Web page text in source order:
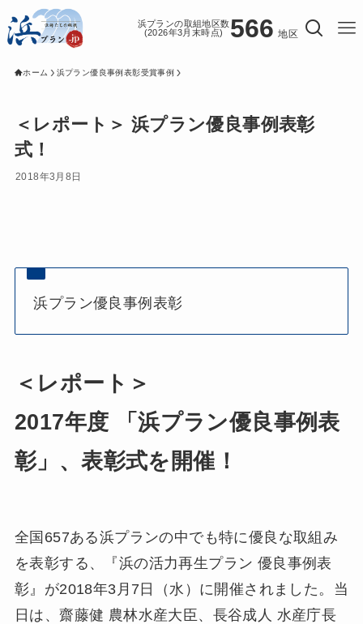
浜プランの取組地区数
(2026年3月末時点)
566 地区
ホーム 浜プラン優良事例表彰受賞事例
＜レポート＞ 浜プラン優良事例表彰
式！
2018年3月8日
浜プラン優良事例表彰
＜レポート＞
2017年度 「浜プラン優良事例表
彰」、表彰式を開催！
全国657ある浜プランの中でも特に優良な取組み
を表彰する、『浜の活力再生プラン 優良事例表
彰』が2018年3月7日（水）に開催されました。当
日は、齋藤健 農林水産大臣、長谷成人 水産庁長